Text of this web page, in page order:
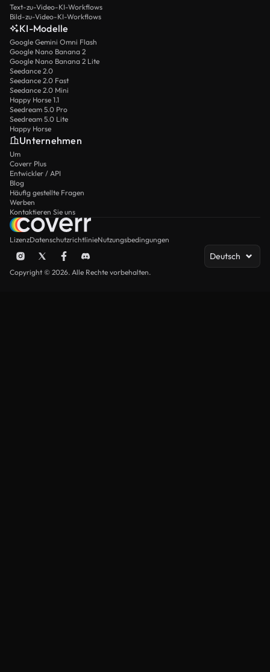
Text-zu-Video-KI-Workflows
Bild-zu-Video-KI-Workflows
KI-Modelle
Google Gemini Omni Flash
Google Nano Banana 2
Google Nano Banana 2 Lite
Seedance 2.0
Seedance 2.0 Fast
Seedance 2.0 Mini
Happy Horse 1.1
Seedream 5.0 Pro
Seedream 5.0 Lite
Happy Horse
Unternehmen
Um
Coverr Plus
Entwickler / API
Blog
Häufig gestellte Fragen
Werben
Kontaktieren Sie uns
LizenzDatenschutzrichtlinieNutzungsbedingungen
Deutsch
Copyright © 2026. Alle Rechte vorbehalten.